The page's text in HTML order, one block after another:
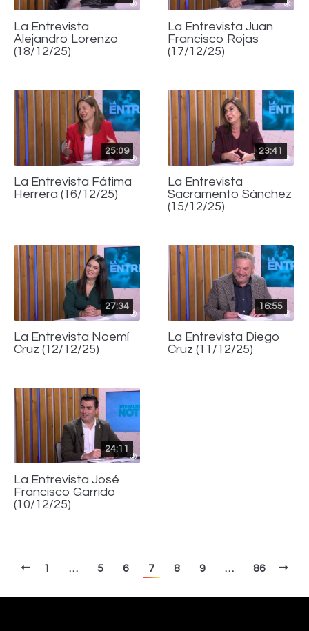
La Entrevista
Alejandro Lorenzo
(18/12/25)
La Entrevista Juan
Francisco Rojas
(17/12/25)
25:09
La Entrevista Fátima
Herrera (16/12/25)
23:41
La Entrevista
Sacramento Sánchez
(15/12/25)
27:34
La Entrevista Noemí
Cruz (12/12/25)
16:55
La Entrevista Diego
Cruz (11/12/25)
24:11
La Entrevista José
Francisco Garrido
(10/12/25)
1 … 5 6 7 8 9 … 86